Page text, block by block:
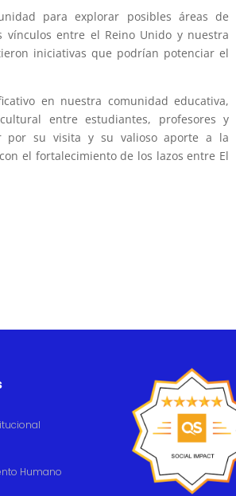
para explorar posibles áreas de
vínculos entre el Reino Unido y nuestra
iniciativas que podrían potenciar el
en nuestra comunidad educativa,
entre estudiantes, profesores y
por su visita y su valioso aporte a la
el fortalecimiento de los lazos entre El
Humano